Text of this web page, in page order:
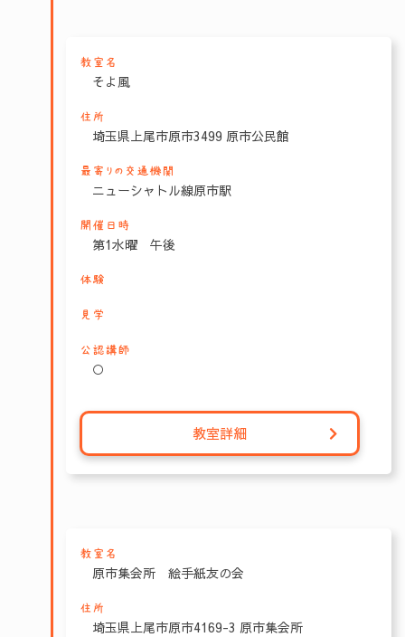
教室名
そよ風
住所
埼玉県上尾市原市3499 原市公民館
最寄りの交通機関
ニューシャトル線原市駅
開催日時
第1水曜 午後
体験
見学
公認講師
○
教室詳細
教室名
原市集会所 絵手紙友の会
住所
埼玉県上尾市原市4169-3 原市集会所